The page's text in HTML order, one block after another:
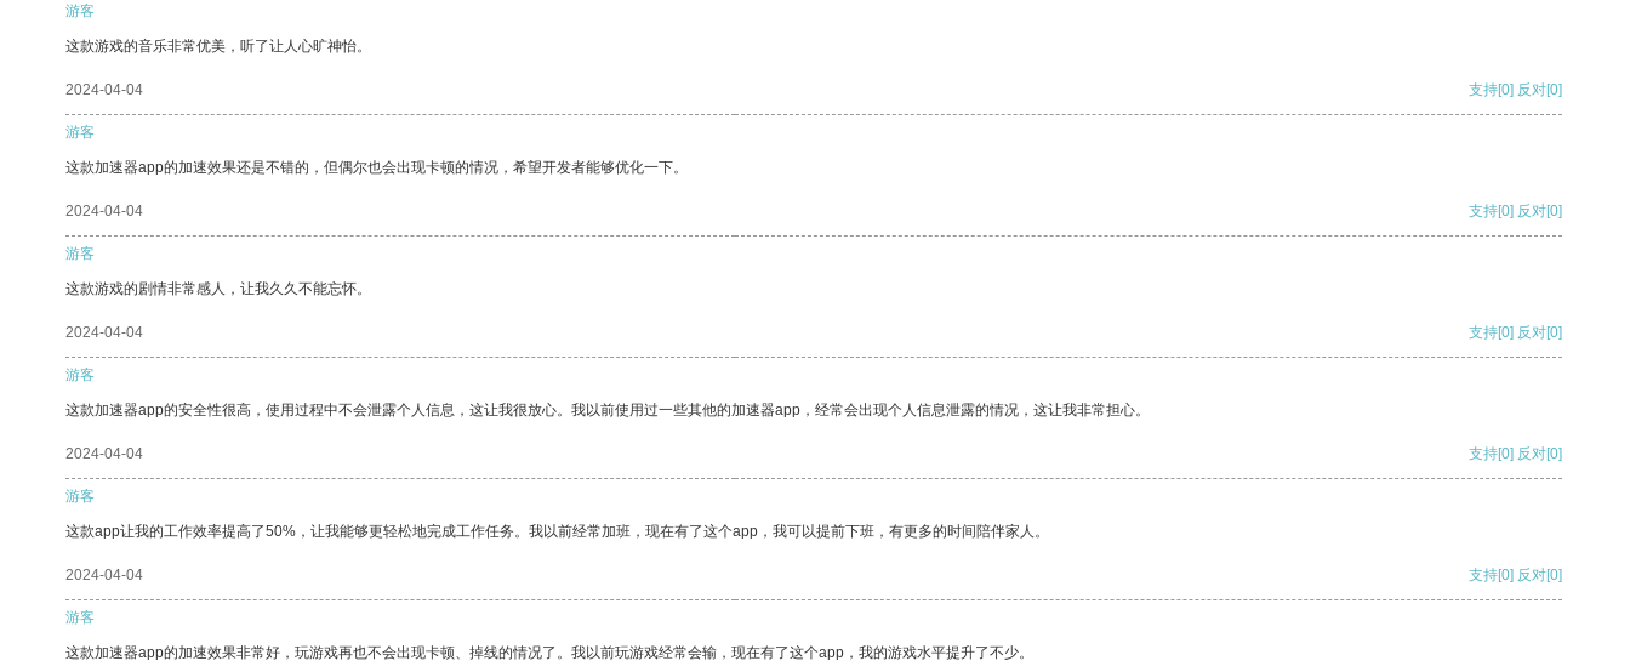
游客
这款游戏的音乐非常优美，听了让人心旷神怡。
2024-04-04 支持[0] 反对[0]
游客
这款加速器app的加速效果还是不错的，但偶尔也会出现卡顿的情况，希望开发者能够优化一下。
2024-04-04 支持[0] 反对[0]
游客
这款游戏的剧情非常感人，让我久久不能忘怀。
2024-04-04 支持[0] 反对[0]
游客
这款加速器app的安全性很高，使用过程中不会泄露个人信息，这让我很放心。我以前使用过一些其他的加速器app，经常会出现个人信息泄露的情况，这让我非常担心。
2024-04-04 支持[0] 反对[0]
游客
这款app让我的工作效率提高了50%，让我能够更轻松地完成工作任务。我以前经常加班，现在有了这个app，我可以提前下班，有更多的时间陪伴家人。
2024-04-04 支持[0] 反对[0]
游客
这款加速器app的加速效果非常好，玩游戏再也不会出现卡顿、掉线的情况了。我以前玩游戏经常会输，现在有了这个app，我的游戏水平提升了不少。